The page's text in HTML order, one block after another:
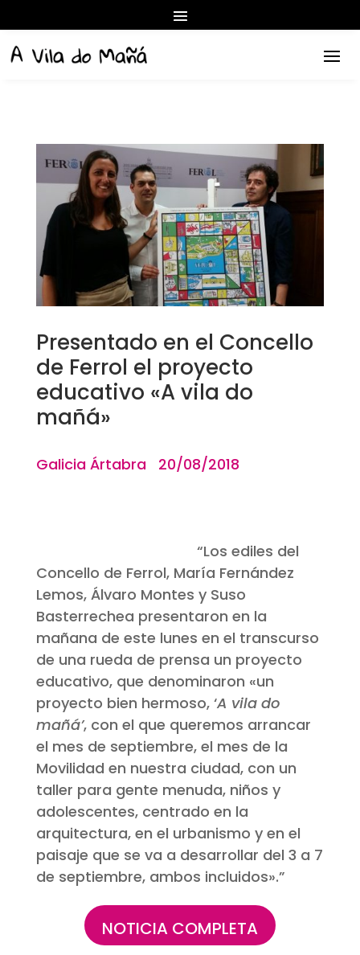
Presentado en el Concello
de Ferrol el proyecto
educativo «A vila do
mañá»
Galicia Ártabra 20/08/2018
“Los ediles del
Concello de Ferrol, María Fernández
Lemos, Álvaro Montes y Suso
Basterrechea presentaron en la
mañana de este lunes en el transcurso
de una rueda de prensa un proyecto
educativo, que denominaron «un
proyecto bien hermoso, ‘A vila do
mañá’, con el que queremos arrancar
el mes de septiembre, el mes de la
Movilidad en nuestra ciudad, con un
taller para gente menuda, niños y
adolescentes, centrado en la
arquitectura, en el urbanismo y en el
paisaje que se va a desarrollar del 3 a 7
de septiembre, ambos incluidos».”
NOTICIA COMPLETA